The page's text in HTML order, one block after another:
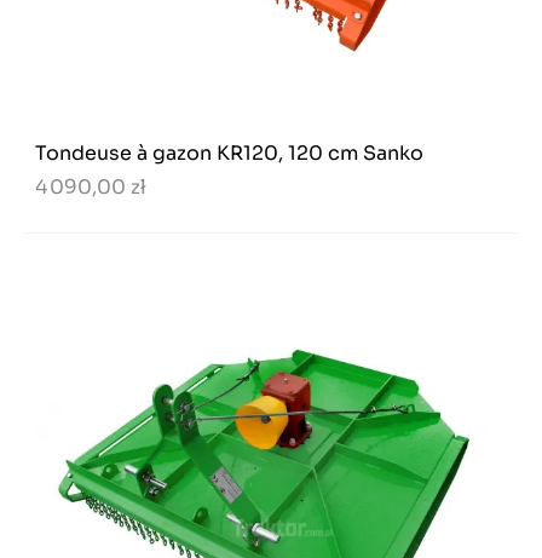
Tondeuse à gazon KR120, 120 cm Sanko
4 090,00 zł